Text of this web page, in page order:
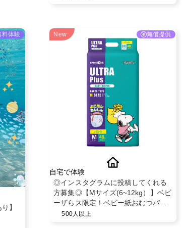
料体験
】
New 無償提供
自宅で体験
◎インスタグラムに投稿してくれる
方募集◎【Mサイズ(6~12kg）】ベビ
ーザらス限定！ベビー紙おむつパン
ツ◎スヌーピーデザイン◎ベビー育
500人以上